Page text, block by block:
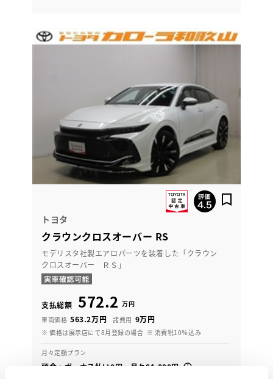
トヨタ
クラウンクロスオーバー RS
モデリスタ社製エアロパーツを装着した「クラウン
クロスオーバー ＲＳ」
支払総額 572.2 万円
車両価格 563.2万円 諸費用 9万円
※ 価格は展示店にて8月登録の場合 ※ 消費税10％込み
月々定額プラン
頭金・ボーナス払い0円 月々84,800円